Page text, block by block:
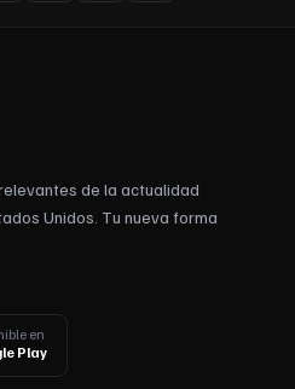
de la actualidad
Unidos. Tu nueva forma
en
Play